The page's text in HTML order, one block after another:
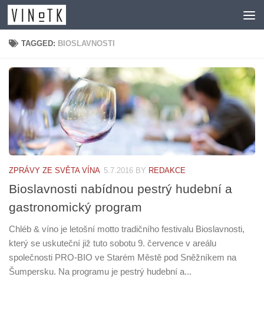
Skip to content
TAGGED: BIOSLAVNOSTI
ZPRÁVY ZE SVĚTA VÍNA 5.7.2016 BY REDAKCE
Bioslavnosti nabídnou pestrý hudební a
gastronomický program
Chléb & víno je letošní motto tradičního festivalu Bioslavnosti,
který se uskuteční již tuto sobotu 9. července v areálu
společnosti PRO-BIO ve Starém Městě pod Sněžníkem na
Šumpersku. Na programu je pestrý hudební a...